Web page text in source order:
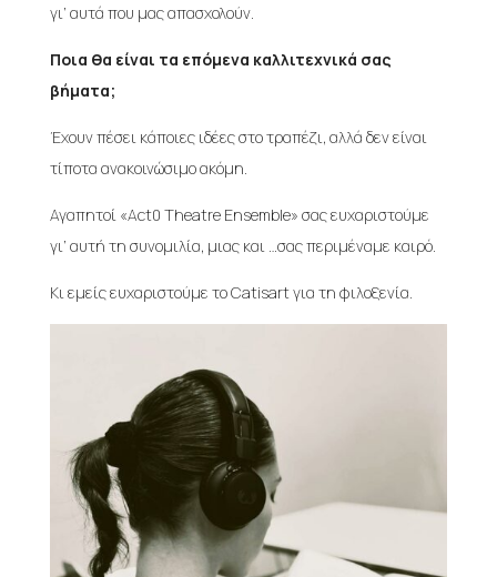
γι’ αυτά που μας απασχολούν.
Ποια θα είναι τα επόμενα καλλιτεχνικά σας
βήματα;
Έχουν πέσει κάποιες ιδέες στο τραπέζι, αλλά δεν είναι
τίποτα ανακοινώσιμο ακόμη.
Αγαπητοί «Act0 Theatre Ensemble» σας ευχαριστούμε
γι’ αυτή τη συνομιλία, μιας και …σας περιμέναμε καιρό.
Κι εμείς ευχαριστούμε το Catisart για τη φιλοξενία.